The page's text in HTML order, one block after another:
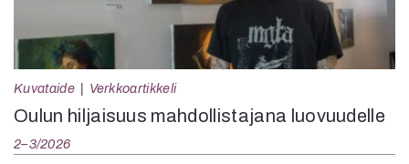
Kuvataide Verkkoartikkeli
Oulun hiljaisuus mahdollistajana luovuudelle
2–3/2026